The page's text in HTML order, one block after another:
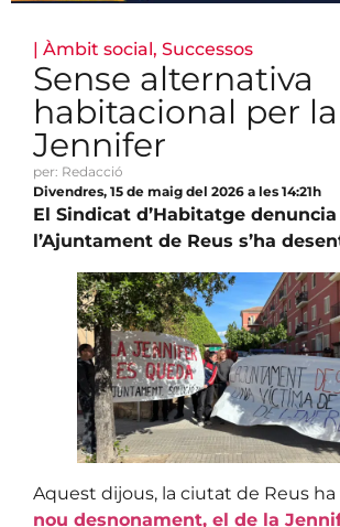
| Àmbit social, Successos
Sense alternativa
habitacional per la
Jennifer
per: Redacció
Divendres, 15 de maig del 2026 a les 14:21h
El Sindicat d’Habitatge
l’Ajuntament de Reus s’ha
Aquest dijous, la ciutat de Reus
nou desnonament, el de la